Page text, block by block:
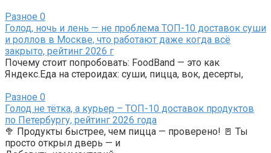
Разное 0
Голод, ночь и лень — не проблема ТОП-10 доставок суши
и роллов в Москве, что работают даже когда всё
закрыто, рейтинг 2026 г
Почему стоит попробовать: FoodBand — это как
Яндекс.Еда на стероидах: суши, пицца, вок, десерты,
Разное 0
Голод не тётка, а курьер – ТОП-10 доставок продуктов
по Петербургу, рейтинг 2026 года
🥦 Продукты быстрее, чем пицца — проверено! 🚪 Ты
просто открыл дверь — и